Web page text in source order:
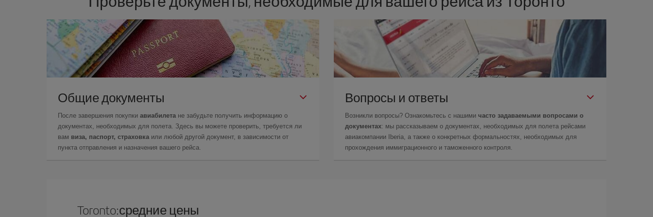
Общие документы
После завершения покупки авиабилета не забудьте получить информацию о
документах, необходимых для полета. Здесь вы можете проверить, требуется ли
вам виза, паспорт, страховка или любой другой документ, в зависимости от
пункта отправления и назначения вашего рейса.
Вопросы и ответы
Возникли вопросы? Ознакомьтесь с нашими часто задаваемыми вопросами о
документах: мы рассказываем о документах, необходимых для полета рейсами
авиакомпании Iberia, а также о конкретных формальностях, необходимых для
прохождения иммиграционного и таможенного контроля.
Toronto:средние цены